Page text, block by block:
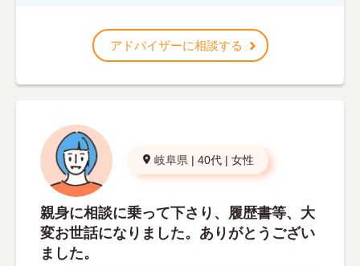
アドバイザーに相談する
岐阜県 | 40代 | 女性
親身に相談に乗って下さり、履歴書等、大
変お世話になりました。ありがとうござい
ました。